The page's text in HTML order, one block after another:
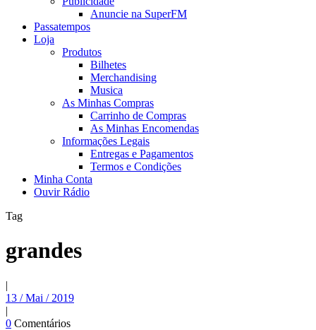
Anuncie na SuperFM
Passatempos
Loja
Produtos
Bilhetes
Merchandising
Musica
As Minhas Compras
Carrinho de Compras
As Minhas Encomendas
Informações Legais
Entregas e Pagamentos
Termos e Condições
Minha Conta
Ouvir Rádio
Tag
grandes
|
13 / Mai / 2019
|
0 Comentários